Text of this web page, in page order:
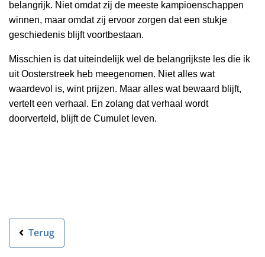
belangrijk. Niet omdat zij de meeste kampioenschappen
winnen, maar omdat zij ervoor zorgen dat een stukje
geschiedenis blijft voortbestaan.
Misschien is dat uiteindelijk wel de belangrijkste les die ik
uit Oosterstreek heb meegenomen. Niet alles wat
waardevol is, wint prijzen. Maar alles wat bewaard blijft,
vertelt een verhaal. En zolang dat verhaal wordt
doorverteld, blijft de Cumulet leven.
Terug